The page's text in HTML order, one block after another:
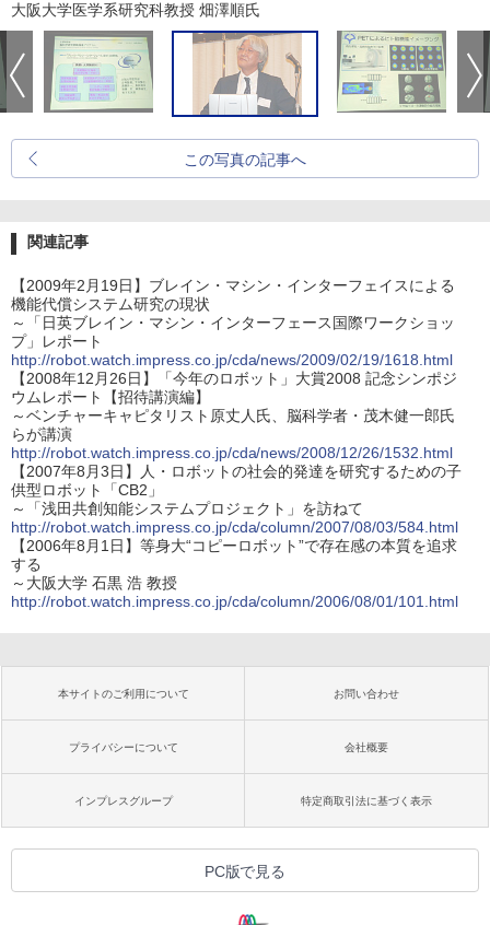
大阪大学医学系研究科教授 畑澤順氏
この写真の記事へ
関連記事
【2009年2月19日】ブレイン・マシン・インターフェイスによる
機能代償システム研究の現状
～「日英ブレイン・マシン・インターフェース国際ワークショッ
プ」レポート
http://robot.watch.impress.co.jp/cda/news/2009/02/19/1618.html
【2008年12月26日】「今年のロボット」大賞2008 記念シンポジ
ウムレポート【招待講演編】
～ベンチャーキャピタリスト原丈人氏、脳科学者・茂木健一郎氏
らが講演
http://robot.watch.impress.co.jp/cda/news/2008/12/26/1532.html
【2007年8月3日】人・ロボットの社会的発達を研究するための子
供型ロボット「CB2」
～「浅田共創知能システムプロジェクト」を訪ねて
http://robot.watch.impress.co.jp/cda/column/2007/08/03/584.html
【2006年8月1日】等身大“コピーロボット”で存在感の本質を追求
する
～大阪大学 石黒 浩 教授
http://robot.watch.impress.co.jp/cda/column/2006/08/01/101.html
本サイトのご利用について お問い合わせ
プライバシーについて 会社概要
インプレスグループ 特定商取引法に基づく表示
PC版で見る